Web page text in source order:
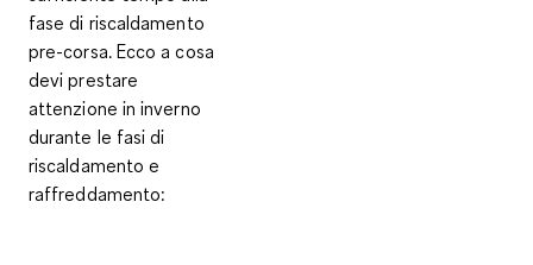
fase di riscaldamento
pre-corsa. Ecco a cosa
devi prestare
attenzione in inverno
durante le fasi di
riscaldamento e
raffreddamento: